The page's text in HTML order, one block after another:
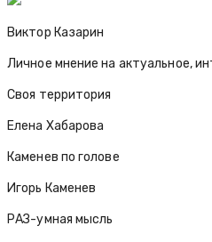
Виктор Казарин
Личное мнение на актуальное,
Своя территория
Елена Хабарова
Каменев по голове
Игорь Каменев
РАЗ-умная мысль